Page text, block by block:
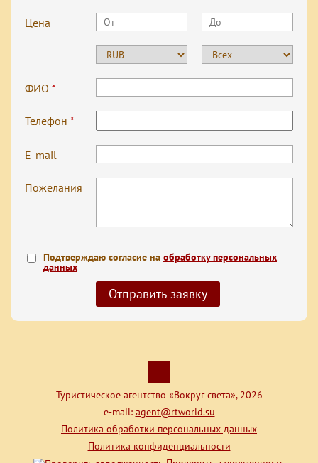
Цена
ФИО *
Телефон *
E-mail
Пожелания
Подтверждаю согласие на обработку персональных
данных
Туристическое агентство «Вокруг света», 2026
e-mail: agent@rtworld.su
Политика обработки персональных данных
Политика конфиденциальности